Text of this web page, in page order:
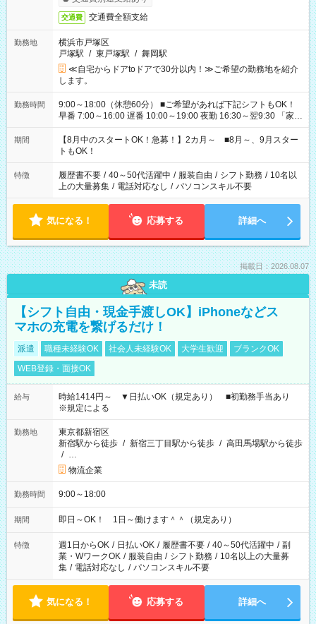
交通費 交通費全額支給
勤務地
横浜市戸塚区
戸塚駅 / 東戸塚駅 / 舞岡駅
≪自宅からドアtoドアで30分以内！≫ご希望の勤務地を紹介
します。
勤務時間
9:00～18:00（休憩60分） ■ご希望があれば下記シフトもOK！
早番 7:00～16:00 遅番 10:00～19:00 夜勤 16:30～翌9:30 「家族
と休みを合わせたい」 「余裕を持って夕飯の準備がしたい」
「できれば残業はしたくない」 など、ご希望を教えてください
ね。 ※Wワーク希望の方へ 今ご覧のお仕事で希望する勤務時間
と、もう1つのお仕事の勤務時間。 合計で週40時間を超える場
合は応募できません。
期間
【8月中のスタートOK！急募！】2カ月～ ■8月～、9月スター
トもOK！
特徴 履歴書不要 / 40～50代活躍中 / 服装自由 / シフト勤務 / 10名以
上の大量募集 / 電話対応なし / パソコンスキル不要
気になる！ 応募する 詳細へ
掲載日：2026.08.07
未読
【シフト自由・現金手渡しOK】iPhoneなどス
マホの充電を繋げるだけ！
派遣 職種未経験OK 社会人未経験OK 大学生歓迎
ブランクOK
WEB登録・面接OK
給与
時給1414円～ ▼日払いOK（規定あり） ■初勤務手当あり
※規定による
勤務地
東京都新宿区
新宿駅から徒歩 / 新宿三丁目駅から徒歩 / 高田馬場駅から徒歩
/ …
物流企業
勤務時間 9:00～18:00
期間 即日～OK！ 1日～働けます＾＾（規定あり）
特徴 週1日からOK / 日払いOK / 履歴書不要 / 40～50代活躍中 / 副
業・WワークOK / 服装自由 / シフト勤務 / 10名以上の大量募
集 / 電話対応なし / パソコンスキル不要
気になる！ 応募する 詳細へ